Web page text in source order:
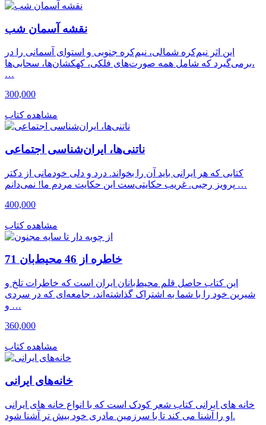
نقشه آسمان شب
این اثر نیم‌کره شمالی، نیم‌کره جنوبی و استوای آسمانی را در
برمی‌گیرد که شامل همه صورت‌های فلکی، کهکشان‌ها، سحابی‌ها،
…
300,000
مشاهده کتاب
ناتنی‌ها، ایران‌شناسی اجتماعی
کتابی که هر ایرانی باید آن را بخواند. درد و دلی خودمانی از دکتر
پرویز رجبی. غریب حکایتی‌ست این حکایت مردم ما! نمی‌دانم …
400,000
مشاهده کتاب
71 خاطره از 46 محیط‌بان
این کتاب حاصل قلم محیط‌بانان ایران است که خاطرات تلخ و
شیرین خود را با شما به اشتراک گذاشته‌اند، جامعه‌ای که در سردی
و …
360,000
مشاهده کتاب
خانه‌های ایرانی
خانه های ایرانی کتاب شعر کودک است که با انواع خانه های ایرانی
او را آشنا می کند تا با سرزمین مادری خود بیش تر آشنا شود.